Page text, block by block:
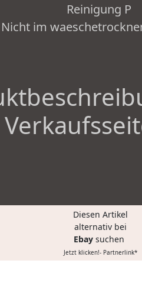
Reinigung P
Nicht im
Diesen Artikel
alternativ bei
Ebay suchen
Jetzt klicken!- Partnerlink*